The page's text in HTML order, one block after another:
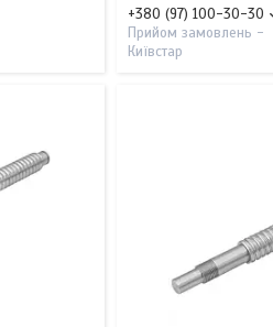
+380 (97) 100-30-30
Прийом замовлень -
Київстар